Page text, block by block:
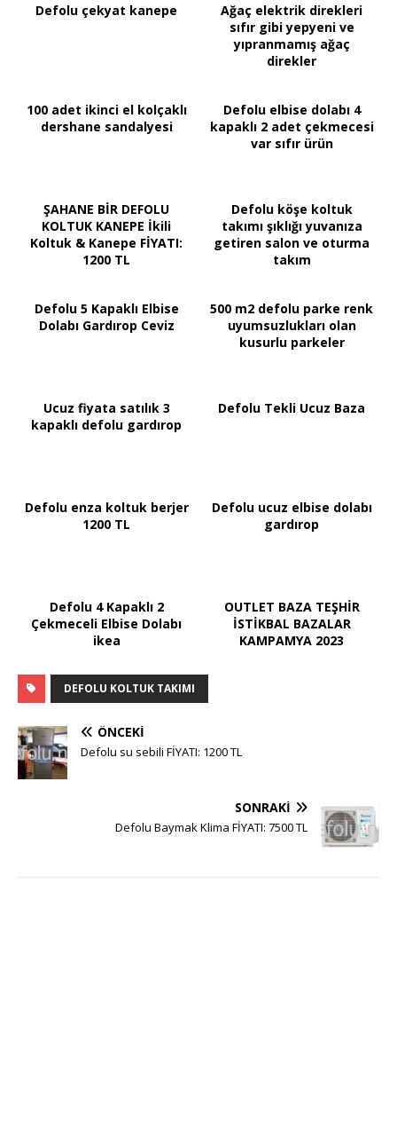
Defolu çekyat kanepe
Ağaç elektrik direkleri
sıfır gibi yepyeni ve
yıpranmamış ağaç
direkler
100 adet ikinci el kolçaklı
dershane sandalyesi
Defolu elbise dolabı 4
kapaklı 2 adet çekmecesi
var sıfır ürün
ŞAHANE BİR DEFOLU
KOLTUK KANEPE İkili
Koltuk & Kanepe FİYATI:
1200 TL
Defolu köşe koltuk
takımı şıklığı yuvanıza
getiren salon ve oturma
takım
Defolu 5 Kapaklı Elbise
Dolabı Gardırop Ceviz
500 m2 defolu parke renk
uyumsuzlukları olan
kusurlu parkeler
Ucuz fiyata satılık 3
kapaklı defolu gardırop
Defolu Tekli Ucuz Baza
Defolu enza koltuk berjer
1200 TL
Defolu ucuz elbise dolabı
gardırop
Defolu 4 Kapaklı 2
Çekmeceli Elbise Dolabı
ikea
OUTLET BAZA TEŞHİR
İSTİKBAL BAZALAR
KAMPAMYA 2023
DEFOLU KOLTUK TAKIMI
ÖNCEKI
Defolu su sebili FİYATI: 1200 TL
SONRAKI
Defolu Baymak Klima FİYATI: 7500 TL